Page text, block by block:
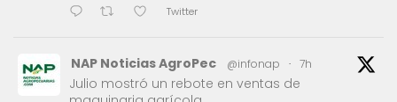
Twitter
NAP Noticias AgroPec @infonap · 7h
Julio mostró un rebote en ventas de